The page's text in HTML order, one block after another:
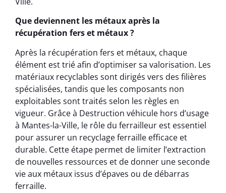
Que deviennent les métaux après la
récupération fers et métaux ?
Après la récupération fers et métaux, chaque
élément est trié afin d’optimiser sa valorisation. Les
matériaux recyclables sont dirigés vers des filières
spécialisées, tandis que les composants non
exploitables sont traités selon les règles en
vigueur. Grâce à Destruction véhicule hors d’usage
à Mantes-la-Ville, le rôle du ferrailleur est essentiel
pour assurer un recyclage ferraille efficace et
durable. Cette étape permet de limiter l’extraction
de nouvelles ressources et de donner une seconde
vie aux métaux issus d’épaves ou de débarras
ferraille.